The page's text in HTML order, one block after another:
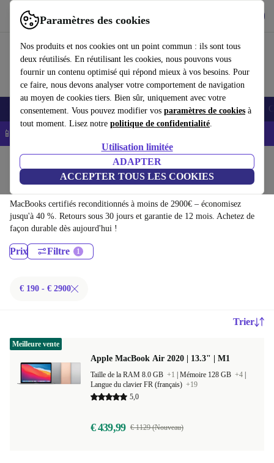
Paramètres des cookies
Nos produits et nos cookies ont un point commun : ils sont tous
deux réutilisés. En réutilisant les cookies, nous pouvons vous
fournir un contenu optimisé qui répond mieux à vos besoins. Pour
ce faire, nous devons analyser votre comportement de navigation
au moyen de cookies tiers. Bien sûr, uniquement avec votre
consentement. Vous pouvez modifier vos paramètres de cookies à
tout moment. Lisez notre politique de confidentialité.
Utilisation limitée
ADAPTER
ACCEPTER TOUS LES COOKIES
Utilisez refurbed rapidement et facilement
Smartphones Laptops Tablettes Montres connectées Accessoires
📱 -5% EXTRA sur les iPhones – Code : IPHONEDEAL -
Ordinateurs portables
MacBooks:
MacBooks certifiés reconditionnés à moins de 2900€ – économisez
jusqu'à 40 %. Retours sous 30 jours et garantie de 12 mois. Achetez de
façon durable dès aujourd'hui !
Prix Filtre
€ 190 - € 2900
Trier
Apple MacBook Air 2020 | 13.3" | M1
Taille de la RAM 8.0 GB +1 Mémoire 128 GB +4
Langue du clavier FR (français) +19
5,0
€ 439,99 € 1129 (Nouveau)
Meilleure vente